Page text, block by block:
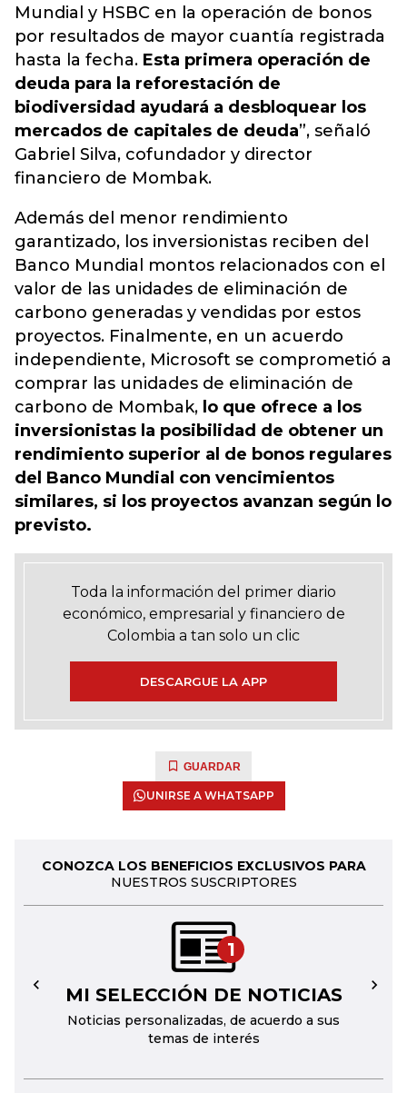
Mundial y HSBC en la operación de bonos
por resultados de mayor cuantía registrada
hasta la fecha. Esta primera operación de
deuda para la reforestación de
biodiversidad ayudará a desbloquear los
mercados de capitales de deuda”, señaló
Gabriel Silva, cofundador y director
financiero de Mombak.
Además del menor rendimiento
garantizado, los inversionistas reciben del
Banco Mundial montos relacionados con el
valor de las unidades de eliminación de
carbono generadas y vendidas por estos
proyectos. Finalmente, en un acuerdo
independiente, Microsoft se comprometió a
comprar las unidades de eliminación de
carbono de Mombak, lo que ofrece a los
inversionistas la posibilidad de obtener un
rendimiento superior al de bonos regulares
del Banco Mundial con vencimientos
similares, si los proyectos avanzan según lo
previsto.
Toda la información del primer diario
económico, empresarial y financiero de
Colombia a tan solo un clic
DESCARGUE LA APP
GUARDAR
UNIRSE A WHATSAPP
CONOZCA LOS BENEFICIOS EXCLUSIVOS PARA
NUESTROS SUSCRIPTORES
1
MI SELECCIÓN DE NOTICIAS
Noticias personalizadas, de acuerdo a sus
temas de interés
← →